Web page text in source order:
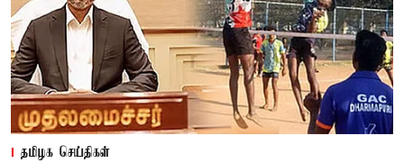
தமிழக செய்திகள்